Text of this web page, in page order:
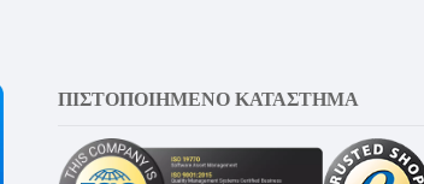
ΠΙΣΤΟΠΟΙΗΜΕΝΟ ΚΑΤΑΣΤΗΜΑ